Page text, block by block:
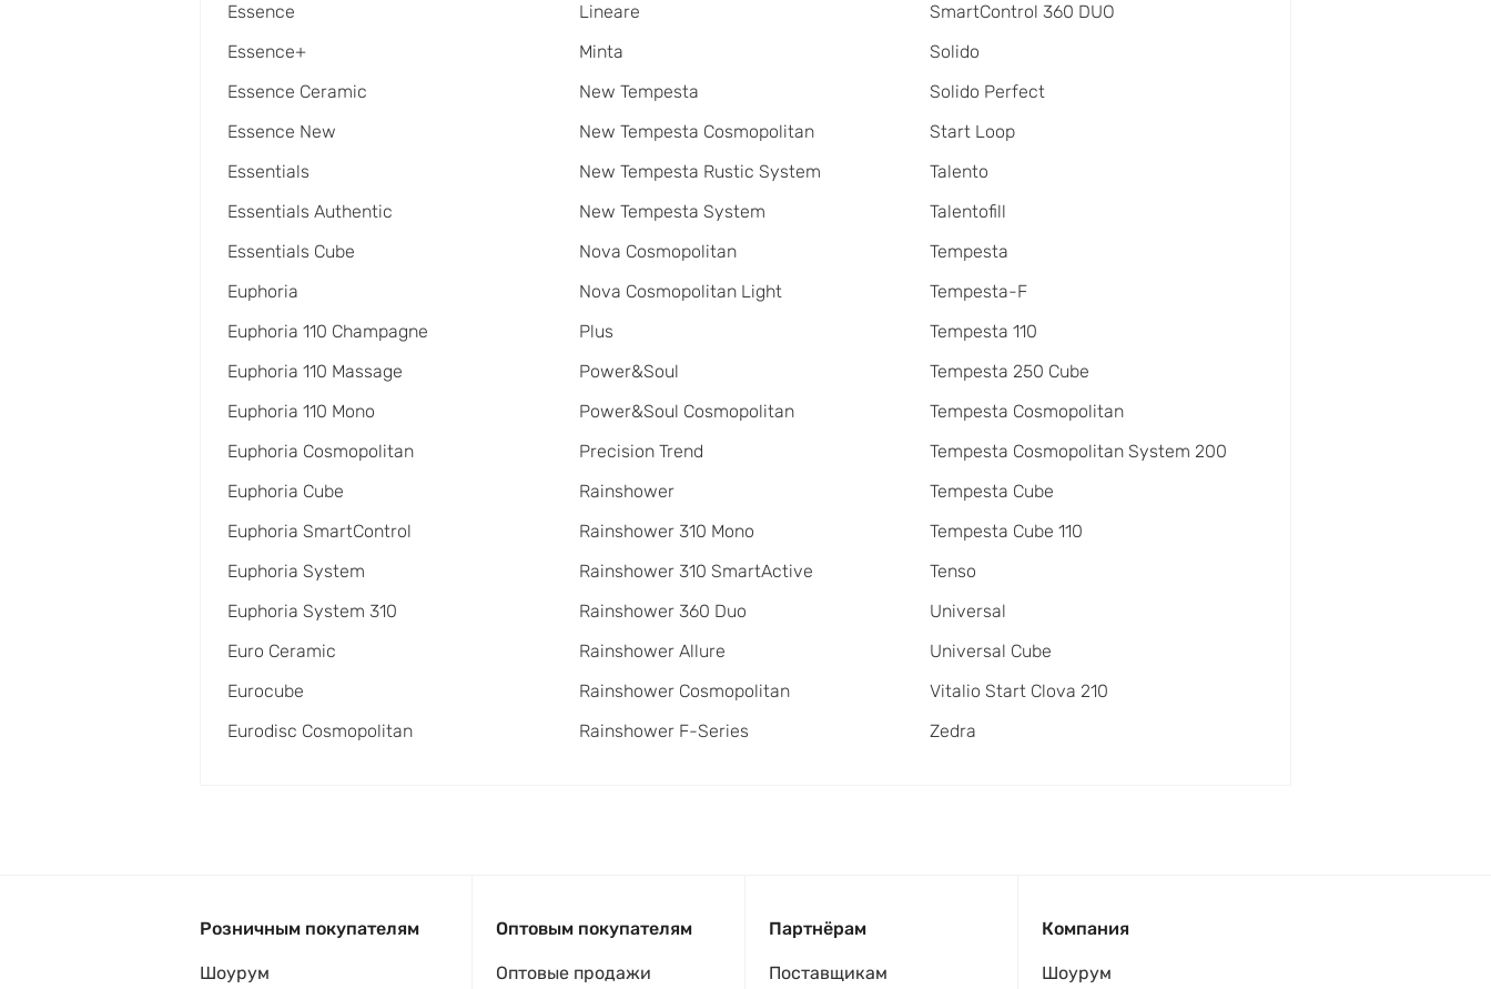
Essence
Essence+
Essence Ceramic
Essence New
Essentials
Essentials Authentic
Essentials Cube
Euphoria
Euphoria 110 Champagne
Euphoria 110 Massage
Euphoria 110 Mono
Euphoria Cosmopolitan
Euphoria Cube
Euphoria SmartControl
Euphoria System
Euphoria System 310
Euro Ceramic
Eurocube
Eurodisc Cosmopolitan
Lineare
Minta
New Tempesta
New Tempesta Cosmopolitan
New Tempesta Rustic System
New Tempesta System
Nova Cosmopolitan
Nova Cosmopolitan Light
Plus
Power&Soul
Power&Soul Cosmopolitan
Precision Trend
Rainshower
Rainshower 310 Mono
Rainshower 310 SmartActive
Rainshower 360 Duo
Rainshower Allure
Rainshower Cosmopolitan
Rainshower F-Series
SmartControl 360 DUO
Solido
Solido Perfect
Start Loop
Talento
Talentofill
Tempesta
Tempesta-F
Tempesta 110
Tempesta 250 Cube
Tempesta Cosmopolitan
Tempesta Cosmopolitan System 200
Tempesta Cube
Tempesta Cube 110
Tenso
Universal
Universal Cube
Vitalio Start Clova 210
Zedra
Розничным покупателям
Шоурум
Оптовым покупателям
Оптовые продажи
Партнёрам
Поставщикам
Компания
Шоурум